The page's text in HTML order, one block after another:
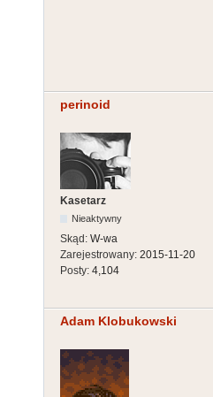
perinoid
Kasetarz
Nieaktywny
Skąd: W-wa
Zarejestrowany: 2015-11-20
Posty: 4,104
Adam Klobukowski